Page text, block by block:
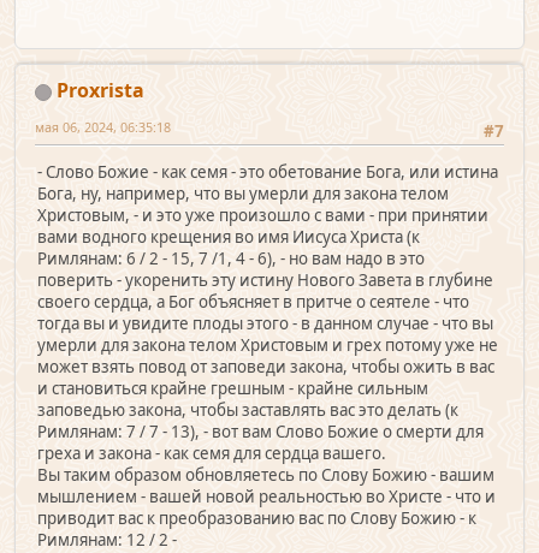
Proxrista
#7
мая 06, 2024, 06:35:18
- Слово Божие - как семя - это обетование Бога, или истина
Бога, ну, например, что вы умерли для закона телом
Христовым, - и это уже произошло с вами - при принятии
вами водного крещения во имя Иисуса Христа (к
Римлянам: 6 / 2 - 15, 7 /1, 4 - 6), - но вам надо в это
поверить - укоренить эту истину Нового Завета в глубине
своего сердца, а Бог объясняет в притче о сеятеле - что
тогда вы и увидите плоды этого - в данном случае - что вы
умерли для закона телом Христовым и грех потому уже не
может взять повод от заповеди закона, чтобы ожить в вас
и становиться крайне грешным - крайне сильным
заповедью закона, чтобы заставлять вас это делать (к
Римлянам: 7 / 7 - 13), - вот вам Слово Божие о смерти для
греха и закона - как семя для сердца вашего.
Вы таким образом обновляетесь по Слову Божию - вашим
мышлением - вашей новой реальностью во Христе - что и
приводит вас к преобразованию вас по Слову Божию - к
Римлянам: 12 / 2 -